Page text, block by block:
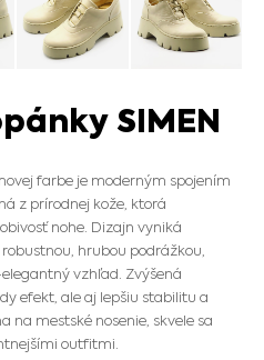
SIMEN
farbe je moderným spojením
z prírodnej kože, ktorá
nohe. Dizajn vyniká
hrubou podrážkou,
vzhľad. Zvýšená
efekt, ale aj lepšiu stabilitu a
na mestské nosenie, skvele sa
outfitmi.